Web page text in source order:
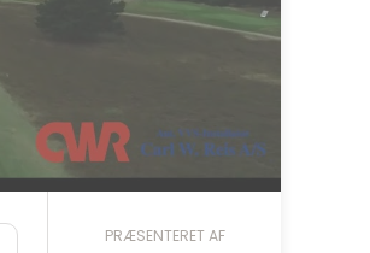
PRÆSENTERET AF